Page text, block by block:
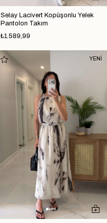
Selay Lacivert Kopüşonlu Yelek
Pantolon Takım
₺1.589,99
YENİ